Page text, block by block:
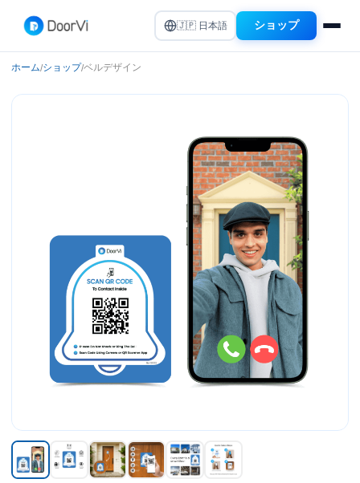
🇯🇵 日本語 ショップ
ホーム/ショップ/ベルデザイン